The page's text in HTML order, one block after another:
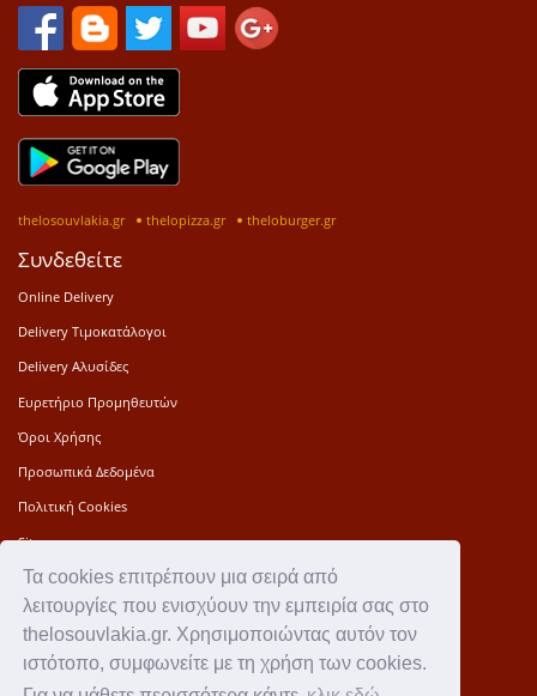
Τα cookies επιτρέπουν μια σειρά από
λειτουργίες που ενισχύουν την εμπειρία σας στο
thelosouvlakia.gr. Χρησιμοποιώντας αυτόν τον
ιστότοπο, συμφωνείτε με τη χρήση των cookies.
thelosouvlakia.gr thelopizza.gr theloburger.gr
Συνδεθείτε
Online Delivery
Delivery Τιμοκατάλογοι
Delivery Αλυσίδες
Ευρετήριο Προμηθευτών
Όροι Χρήσης
Προσωπικά Δεδομένα
Πολιτική Cookies
Sitemap
Press Kit
Επικοινωνία
Ιστορία